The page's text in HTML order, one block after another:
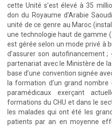
cette Unité s’est élevé à 35
don du Royaume d’Arabie
unité de ce genre au Maroc
une technologie haut de gamme
est gérée selon un mode privé à
d’assurer son autofinancement
partenariat avec le Ministère de
base d’une convention signée
la formation d’un grand
paramédicaux exerçant
formations du CHU et dans le
les malades qui ont été les
patients par an en moyenne